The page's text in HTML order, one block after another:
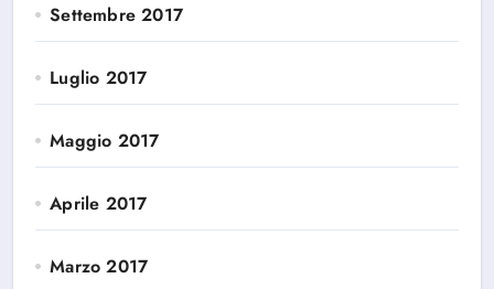
Settembre 2017
Luglio 2017
Maggio 2017
Aprile 2017
Marzo 2017